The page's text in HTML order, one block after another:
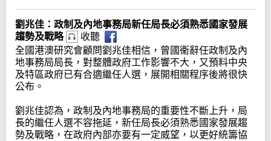
劉兆佳：政制及內地事務局新任局長必須熟悉國家發展
趨勢及戰略
收聽
全國港澳研究會顧問劉兆佳相信，曾國衞辭任政制及內
地事務局局長，對整體政府工作影響不大，又預料中央
及特區政府已有合適繼任人選，展開相關程序後將很快
公布。
劉兆佳認為，政制及內地事務局的重要性不斷上升，局
長的繼任人選不容拖延，新任局長必須熟悉國家發展趨
勢及戰略，在政府內部亦要有一定威望，以更好統籌協